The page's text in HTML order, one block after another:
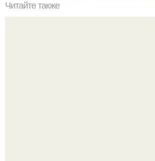
Читайте также